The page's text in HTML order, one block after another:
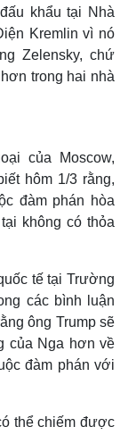
khẩu tại Nhà
Kremlin vì nó
Zelensky, chứ
trong hai nhà
của Moscow,
hôm 1/3 rằng,
đàm phán hòa
không có thỏa
tế tại Trường
các bình luận
ông Trump sẽ
của Nga hơn về
đàm phán với
thể chiếm được